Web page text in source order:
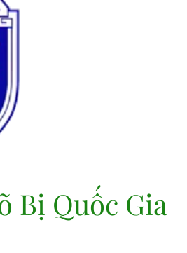
Bị Quốc Gia